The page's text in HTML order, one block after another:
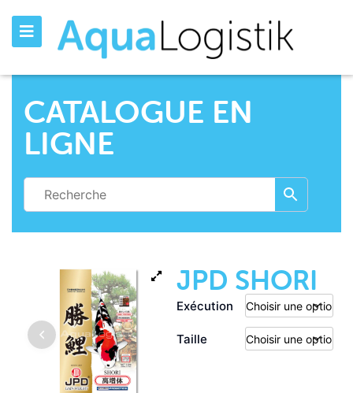
CATALOGUE EN
LIGNE
JPD SHORI
Exécution
Taille